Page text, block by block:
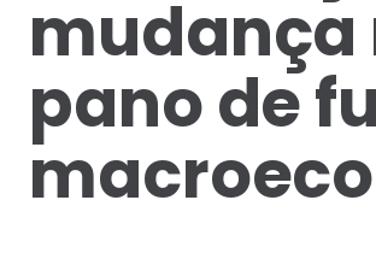
mudança
pano de